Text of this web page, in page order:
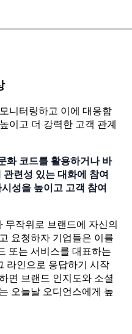
니터링하고 이에 대응함
이고 더 강력한 고객 관계
화 코드를 활용하거나 바
련성 있는 대화에 참여
성을 높이고 고객 참여
무작위로 브랜드에 자신의
요청하자 기업들은 이를
또는 서비스를 대표하는
라인으로 응답하기 시작
면 브랜드 인지도와 소셜
오늘날 오디언스에게 높